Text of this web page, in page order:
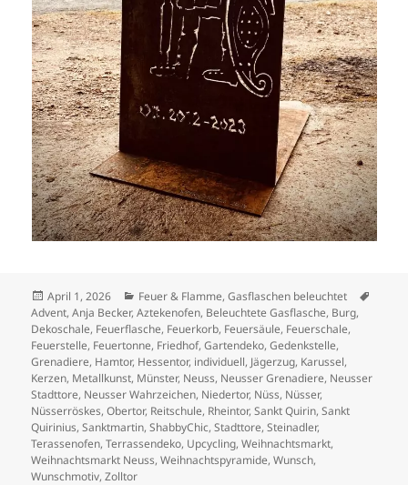
Veröffentlicht
am
April 1, 2026 Kategorien
Feuer & Flamme,Gasflaschen beleuchtet
Advent,Anja Becker,Aztekenofen, Beleuchtete Gasflasche, Burg,
Dekoschale, Feuerflasche, Feuerkorb, Feuersäule, Feuerschale,
Feuerstelle, Feuertonne, Friedhof,Gartendeko,Gedenkstelle,
Grenadiere, Hamtor, Hessentor, individuell, Jägerzug, Karussel,
Kerzen, Metallkunst, Münster, Neuss, Neusser Grenadiere, Neusser
Stadttore, Neusser Wahrzeichen, Niedertor, Nüss, Nüsser,
Nüsserröskes,Obertor, Reitschule, Rheintor,Sankt Quirin,Sankt
Quirinius,Sanktmartin,ShabbyChic,Stadttore,Steinadler,
Terassenofen,Terrassendeko, Upcycling,Weihnachtsmarkt,
Weihnachtsmarkt Neuss,Weihnachtspyramide,Wunsch,
Wunschmotiv,Zolltor